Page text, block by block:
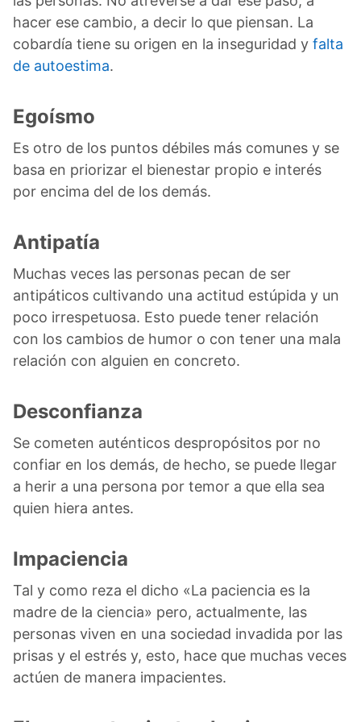
hacer ese cambio, a decir lo que piensan. La
cobardía tiene su origen en la inseguridad y falta
de autoestima.
Egoísmo
Es otro de los puntos débiles más comunes y se
basa en priorizar el bienestar propio e interés
por encima del de los demás.
Antipatía
Muchas veces las personas pecan de ser
antipáticos cultivando una actitud estúpida y un
poco irrespetuosa. Esto puede tener relación
con los cambios de humor o con tener una mala
relación con alguien en concreto.
Desconfianza
Se cometen auténticos despropósitos por no
confiar en los demás, de hecho, se puede llegar
a herir a una persona por temor a que ella sea
quien hiera antes.
Impaciencia
Tal y como reza el dicho «La paciencia es la
madre de la ciencia» pero, actualmente, las
personas viven en una sociedad invadida por las
prisas y el estrés y, esto, hace que muchas veces
actúen de manera impacientes.